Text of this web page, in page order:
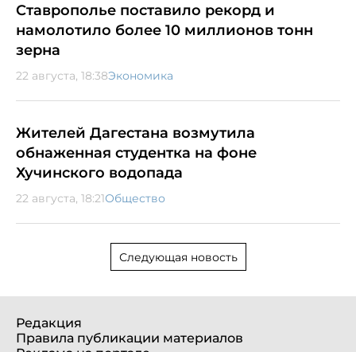
Ставрополье поставило рекорд и
намолотило более 10 миллионов тонн
зерна
22 августа, 18:38Экономика
Жителей Дагестана возмутила
обнаженная студентка на фоне
Хучинского водопада
22 августа, 18:21Общество
Следующая новость
Редакция
Правила публикации материалов